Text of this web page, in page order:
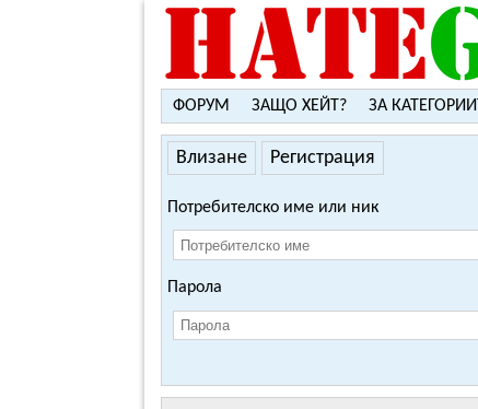
ФОРУМ ЗАЩО ХЕЙТ? ЗА
Влизане Регистрация
Потребителско име или ник
Парола